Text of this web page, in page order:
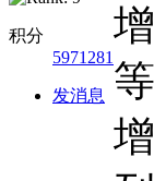
积分
5971281
发消息